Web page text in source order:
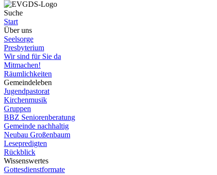
Suche
Start
Über uns
Seelsorge
Presbyterium
Wir sind für Sie da
Mitmachen!
Räumlichkeiten
Gemeindeleben
Jugendpastorat
Kirchenmusik
Gruppen
BBZ Seniorenberatung
Gemeinde nachhaltig
Neubau Großenbaum
Lesepredigten
Rückblick
Wissenswertes
Gottesdienstformate